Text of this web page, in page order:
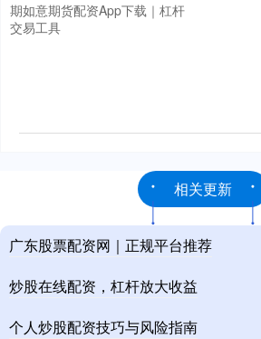
期如意期货配资App下载｜杠杆
交易工具
相关更新
广东股票配资网｜正规平台推荐
炒股在线配资，杠杆放大收益
个人炒股配资技巧与风险指南